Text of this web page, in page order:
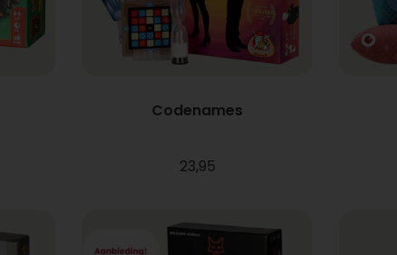
Codenames
23,95